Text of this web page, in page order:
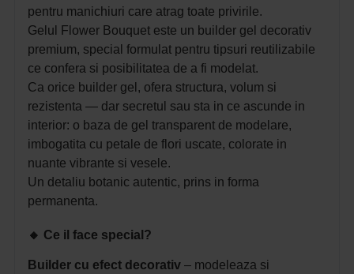
pentru manichiuri care atrag toate privirile.
Gelul Flower Bouquet este un builder gel decorativ
premium, special formulat pentru tipsuri reutilizabile
ce confera si posibilitatea de a fi modelat.
Ca orice builder gel, ofera structura, volum si
rezistenta — dar secretul sau sta in ce ascunde in
interior: o baza de gel transparent de modelare,
imbogatita cu petale de flori uscate, colorate in
nuante vibrante si vesele.
Un detaliu botanic autentic, prins in forma
permanenta.
🔸 Ce il face special?
Builder cu efect decorativ – modeleaza si